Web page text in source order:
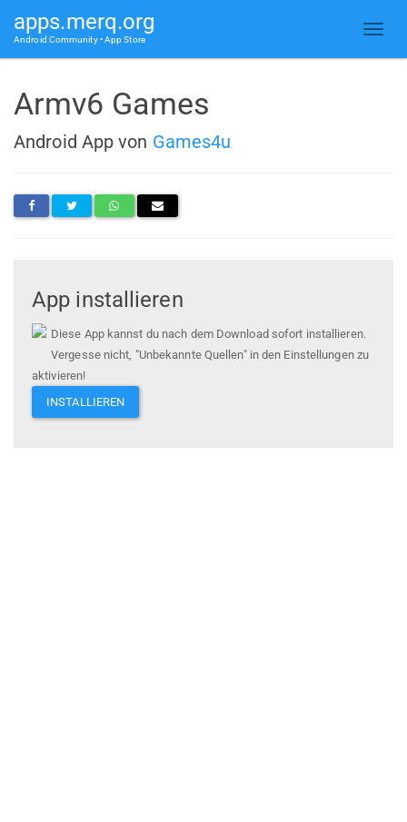
apps.merq.org
Android Community • App Store
Armv6 Games
Android App von Games4u
App installieren
Diese App kannst du nach dem Download sofort installieren.
Vergesse nicht, "Unbekannte Quellen" in den Einstellungen zu
aktivieren!
INSTALLIEREN